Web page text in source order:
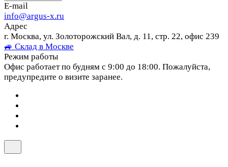
E-mail
info@argus-x.ru
Адрес
г. Москва, ул. Золоторожский Вал, д. 11, стр. 22, офис 239
🚙 Склад в Москве
Режим работы
Офис работает по будням с 9:00 до 18:00. Пожалуйста,
предупредите о визите заранее.